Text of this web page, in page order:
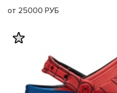
от 25000 РУБ